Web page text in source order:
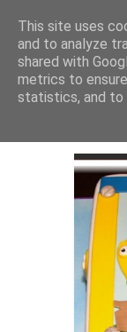
tisdag 8
This site uses
and to analyze
shared with
metrics to
statistics, and to